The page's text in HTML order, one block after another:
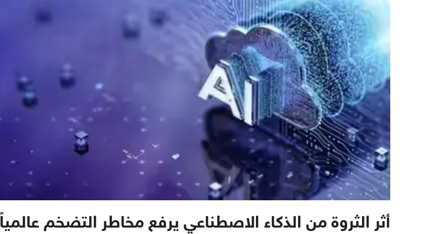
أثر الثروة من الذكاء الاصطناعي يرفع مخاطر التضخم عالمياً